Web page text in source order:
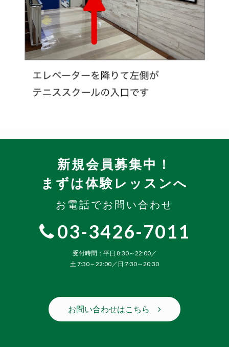
新規会員募集中！
まずは体験レッスンへ
お電話でお問い合わせ
03-3426-7011
受付時間：平日 8:30～22:00／
土 7:30～22:00／日 7:30～20:30
お問い合わせはこちら